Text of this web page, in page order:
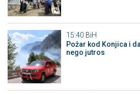
15:40 BiH
Požar kod Konjica i
nego jutros